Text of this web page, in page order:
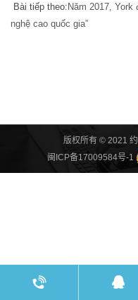
Bài tiếp theo:Năm 2017, York
nghệ cao quốc gia”
版权所有 © 2021
闽ICP备17009584号-1